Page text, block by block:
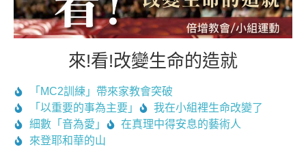
來!看!改變生命的造就
「MC2訓練」帶來家教會突破
「以重要的事為主要」
我在小組裡生命改變了
細數「音為愛」
在真理中得安息的藝術人
來登耶和華的山